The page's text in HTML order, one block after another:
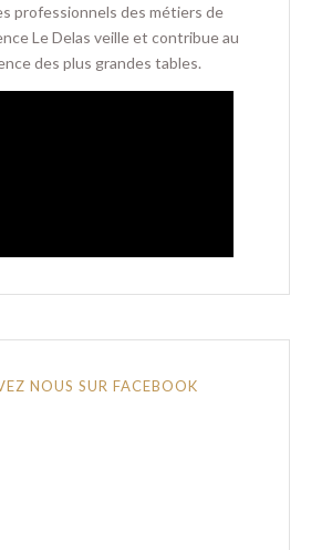
professionnels des métiers de
Le Delas veille et contribue au
des plus grandes tables.
NOUS SUR FACEBOOK